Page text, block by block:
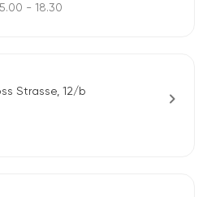
- 18.30
Strasse, 12/b
chevron_right